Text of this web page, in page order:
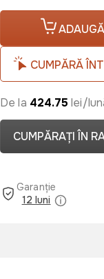
CUMPĂRĂ
De la 424.75 lei/
CUMPĂRAȚI ÎN
Garanție
12 luni